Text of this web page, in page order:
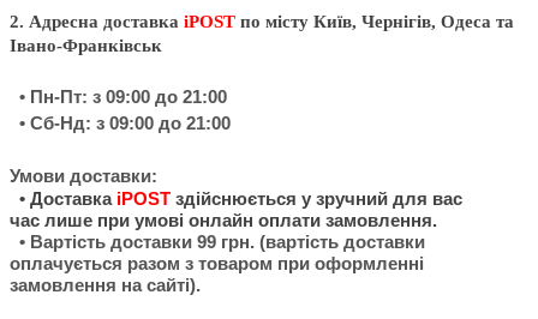
2. Адресна доставка iPOST по місту Київ, Чернігів, Одеса та
Івано-Франківськ
• Пн-Пт: з 09:00 до 21:00
• Сб-Нд: з 09:00 до 21:00
Умови доставки:
• Доставка iPOST здійснюється у зручний для вас
час лише при умові онлайн оплати замовлення.
• Вартість доставки 99 грн. (вартість доставки
оплачується разом з товаром при оформленні
замовлення на сайті).